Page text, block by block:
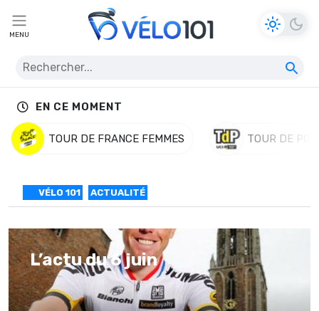
MENU
EN CE MOMENT
TOUR DE FRANCE FEMMES TOUR DE
VÉLO 101 ACTUALITÉ
L’actu du 6 juin